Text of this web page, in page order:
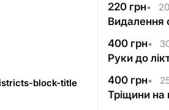
block-title
220 грн•
Видалення
400 грн•
Руки до
400 грн•
Тріщини на